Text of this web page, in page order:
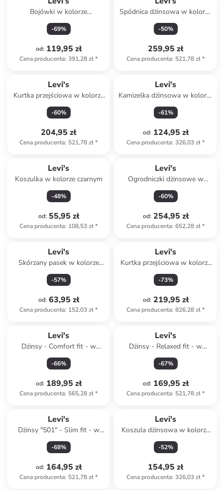
Bojówki w kolorze
oliwkowym
-69%
od: 119,95 zł
Cena producenta: 391,28 zł*
Spódnica dżinsowa w kolorze
błękitnym
-50%
259,95 zł
Cena producenta: 521,78 zł*
Levi's
Kurtka przejściowa w kolorze
beżowym
-60%
204,95 zł
Cena producenta: 521,78 zł*
Levi's
Kamizelka dżinsowa w kolorze
niebieskim
-61%
od: 124,95 zł
Cena producenta: 326,03 zł*
Levi's
Koszulka w kolorze czarnym
-48%
od: 55,95 zł
Cena producenta: 108,53 zł*
Levi's
Ogrodniczki dżinsowe w
kolorze granatowym
-60%
od: 254,95 zł
Cena producenta: 652,28 zł*
Levi's
Skórzany pasek w kolorze
brązowym
-57%
od: 63,95 zł
Cena producenta: 152,03 zł*
Levi's
Kurtka przejściowa w kolorze
ciemnozielonym
-73%
od: 219,95 zł
Cena producenta: 826,28 zł*
Levi's
Dżinsy - Comfort fit - w
kolorze niebieskim
-66%
od: 189,95 zł
Cena producenta: 565,28 zł*
Levi's
Dżinsy - Relaxed fit - w
kolorze niebieskim
-67%
od: 169,95 zł
Cena producenta: 521,78 zł*
Levi's
Dżinsy "501" - Slim fit - w
kolorze czarnym
-68%
od: 164,95 zł
Cena producenta: 521,78 zł*
Levi's
Koszula dżinsowa w kolorze
niebieskim
-52%
154,95 zł
Cena producenta: 326,03 zł*